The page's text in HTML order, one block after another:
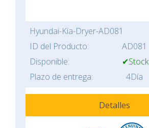
Hyundai-Kia-Dryer-AD081
ID del Producto:
AD081
Disponible:
✔Stock
Plazo de entrega:
4Día
Detalles